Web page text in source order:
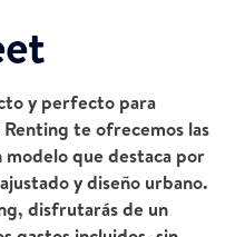
y perfecto para
te ofrecemos las
que destaca por
y diseño urbano.
disfrutarás de un